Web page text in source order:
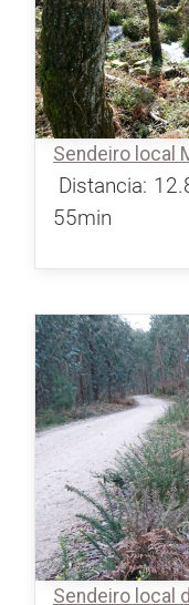
Sendeiro local
Distancia:
55min
Sendeiro local